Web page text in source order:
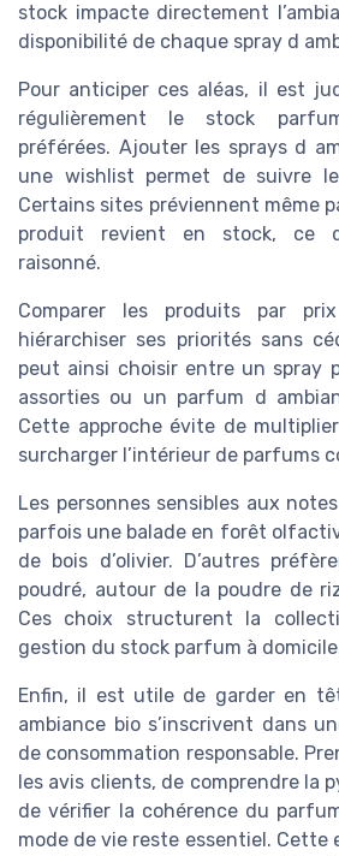
stock impacte directement
disponibilité de chaque spray d
Pour anticiper ces aléas, il est
régulièrement le stock
préférées. Ajouter les sprays d
une wishlist permet de suivre
Certains sites préviennent même
produit revient en stock, ce
raisonné.
Comparer les produits par
hiérarchiser ses priorités sans
peut ainsi choisir entre un spray
assorties ou un parfum d
Cette approche évite de
surcharger l’intérieur de parfums
Les personnes sensibles aux
parfois une balade en forêt
de bois d’olivier. D’autres
poudré, autour de la poudre de
Ces choix structurent la
gestion du stock parfum à
Enfin, il est utile de garder en
ambiance bio s’inscrivent dans
de consommation responsable.
les avis clients, de comprendre la
de vérifier la cohérence du
mode de vie reste essentiel. Cette